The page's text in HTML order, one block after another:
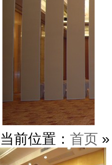
武汉美国百威啤酒厂
当前位置： 首页 »